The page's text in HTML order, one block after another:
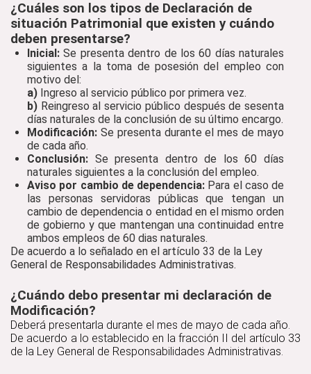
¿Cuáles son los tipos de Declaración de
situación Patrimonial que existen y cuándo
deben presentarse?
Inicial: Se presenta dentro de los 60 días naturales
siguientes a la toma de posesión del empleo con
motivo del:
a) Ingreso al servicio público por primera vez.
b) Reingreso al servicio público después de sesenta
días naturales de la conclusión de su último encargo.
Modificación: Se presenta durante el mes de mayo
de cada año.
Conclusión: Se presenta dentro de los 60 días
naturales siguientes a la conclusión del empleo.
Aviso por cambio de dependencia: Para el caso de
las personas servidoras públicas que tengan un
cambio de dependencia o entidad en el mismo orden
de gobierno y que mantengan una continuidad entre
ambos empleos de 60 dias naturales.
De acuerdo a lo señalado en el artículo 33 de la Ley
General de Responsabilidades Administrativas.
¿Cuándo debo presentar mi declaración de
Modificación?
Deberá presentarla durante el mes de mayo de cada año.
De acuerdo a lo establecido en la fracción II del artículo 33
de la Ley General de Responsabilidades Administrativas.